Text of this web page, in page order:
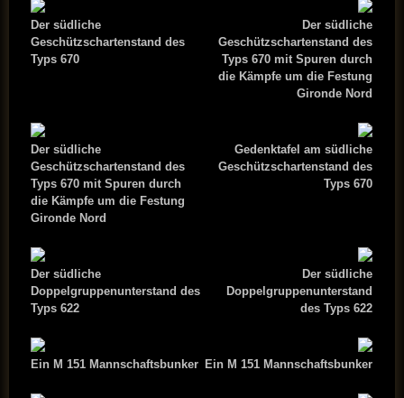
Der südliche
Geschützschartenstand des
Typs 670
Der südliche
Geschützschartenstand des
Typs 670 mit Spuren durch
die Kämpfe um die Festung
Gironde Nord
Der südliche
Geschützschartenstand des
Typs 670 mit Spuren durch
die Kämpfe um die Festung
Gironde Nord
Gedenktafel am südliche
Geschützschartenstand des
Typs 670
Der südliche
Doppelgruppenunterstand des
Typs 622
Der südliche
Doppelgruppenunterstand
des Typs 622
Ein M 151 Mannschaftsbunker Ein M 151 Mannschaftsbunker